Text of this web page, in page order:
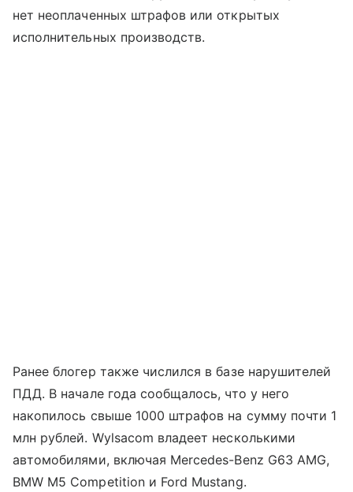
нет неоплаченных штрафов или открытых
исполнительных производств.
Ранее блогер также числился в базе нарушителей
ПДД. В начале года сообщалось, что у него
накопилось свыше 1000 штрафов на сумму почти 1
млн рублей. Wylsacom владеет несколькими
автомобилями, включая Mercedes-Benz G63 AMG,
BMW M5 Competition и Ford Mustang.